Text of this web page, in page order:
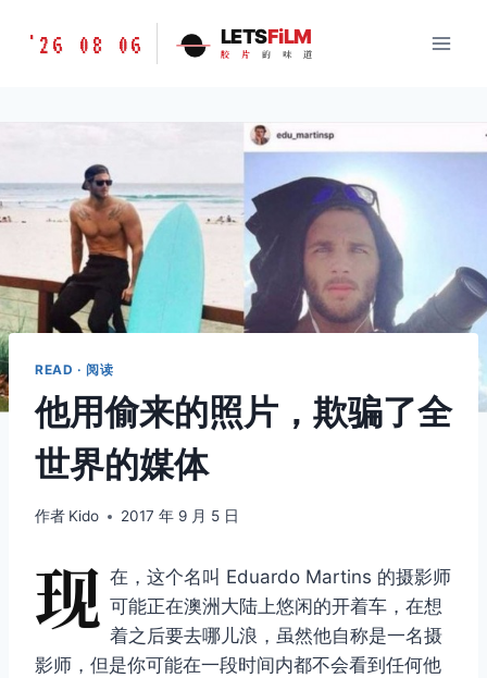
胶
LETSFILM
'26 08 06 LETSFiLM
胶 片 的 味 道
READ · 阅读
他用偷来的照片，欺骗了全
世界的媒体
作者 Kido 2017 年 9 月 5 日
现 在，这个名叫 Eduardo Martins 的摄影师
可能正在澳洲大陆上悠闲的开着车，在想
着之后要去哪儿浪，虽然他自称是一名摄
影师，但是你可能在一段时间内都不会看到任何他